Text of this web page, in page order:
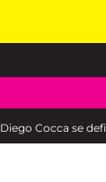
Diego Cocca se